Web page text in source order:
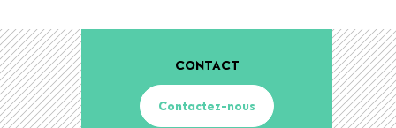
CONTACT
Contactez-nous